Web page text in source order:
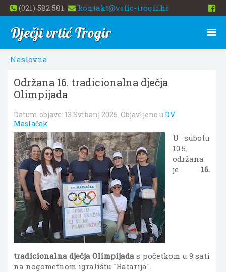
(021) 582 581 kontakt@vrtic-trogir.hr
Dječji vrtić Trogir
Naslovna
Održana 16. tradicionalna dječja
Olimpijada
Datum objave: 13 Svibanj 2025. Objavljeno uDV
Maslačak
U subotu
10.5.
održana
je 16.
tradicionalna dječja Olimpijada s početkom u 9 sati
na nogometnom igralištu "Batarija".